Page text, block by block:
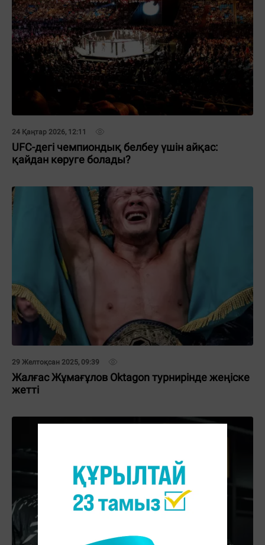
24 Қаңтар 2026, 12:11
UFC-дегі чемпиондық белбеу үшін айқас:
қайдан көруге болады?
29 Желтоқсан 2025, 09:39
Жалғас Жұмағұлов Oktagon турнирінде жеңіске
жетті